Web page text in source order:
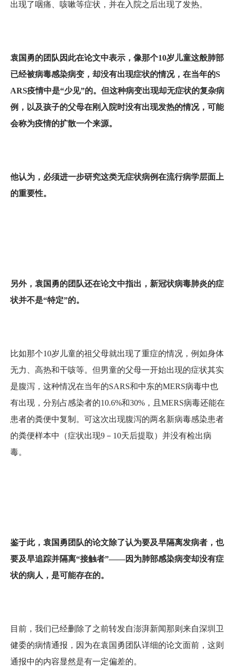
出现了咽痛、咳嗽等症状，并在入院之后出现了发热。
袁国勇的团队因此在论文中表示，像那个10岁儿童这般肺部
已经被病毒感染病变，却没有出现症状的情况，在当年的S
ARS疫情中是“少见”的。但这种病变出现却无症状的复杂病
例，以及孩子的父母在刚入院时没有出现发热的情况，可能
会称为疫情的扩散一个来源。
他认为，必须进一步研究这类无症状病例在流行病学层面上
的重要性。
另外，袁国勇的团队还在论文中指出，新冠状病毒肺炎的症
状并不是“特定”的。
比如那个10岁儿童的祖父母就出现了重症的情况，例如身体
无力、高热和干咳等。但男童的父母一开始出现的症状其实
是腹泻，这种情况在当年的SARS和中东的MERS病毒中也
有出现，分别占感染者的10.6%和30%，且MERS病毒还能在
患者的粪便中复制。可这次出现腹泻的两名新病毒感染患者
的粪便样本中（症状出现9－10天后提取）并没有检出病
毒。
鉴于此，袁国勇团队的论文除了认为要及早隔离发病者，也
要及早追踪并隔离“接触者”——因为肺部感染病变却没有症
状的病人，是可能存在的。
目前，我们已经删除了之前转发自澎湃新闻那则来自深圳卫
健委的病情通报，因为在袁国勇团队详细的论文面前，这则
通报中的内容显然是有一定偏差的。